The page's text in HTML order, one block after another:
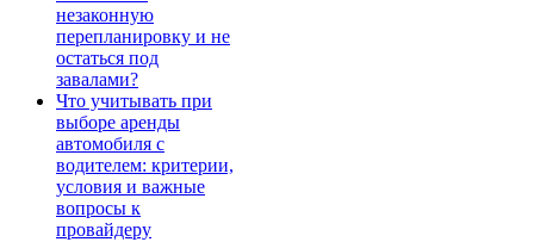
незаконную
перепланировку и не
остаться под
завалами?
Что учитывать при
выборе аренды
автомобиля с
водителем: критерии,
условия и важные
вопросы к
провайдеру